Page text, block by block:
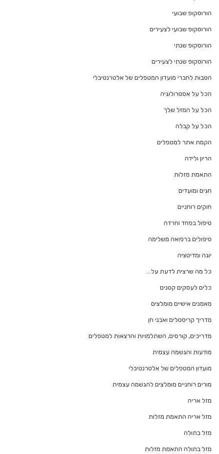
הורוסקופ שבועי
הורוסקופ שבועי לצעירים
הורוסקופ שנתי
הורוסקופ שנתי לצעירים
הטבות לחברי מועדון המטפלים של אלטרנטיבלי
הכל על אסטרולוגיה
הכל על המזל שלך
הכל על קבלה
הקמת אתר למטפלים
הריון ולידה
התאמת מזלות
חגים ומועדים
חוקים רוחניים
טיפול בפחד וחרדה
טיפולים ברפואה משלימה
יוגה ומדיטציה
כל מה שרצית לדעת על…
כלים לעסקים קטנים
מאמנים אישיים מומלצים
מדריך קריסטלים ואבני חן
מדריכים, קורסים, השתלמויות והרצאות למטפלים
מודעות והגשמה עצמית
מועדון המטפלים של אלטרנטיבלי
מורים רוחניים מומלצים להגשמה עצמית
מזל אריה
מזל אריה התאמת מזלות
מזל בתולה
מזל בתולה התאמת מזלות